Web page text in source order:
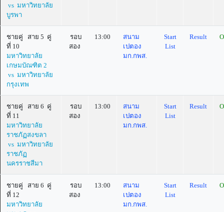
vs มหาวิทยาลัย
บูรพา
ชายคู่ สาย 5 คู่
ที่ 10
มหาวิทยาลัย
เกษมบัณฑิต 2
vs มหาวิทยาลัย
กรุงเทพ
รอบ
สอง
13:00
สนาม
เปตอง
มก.กพส.
Start
List
Result
ชายคู่ สาย 6 คู่
ที่ 11
มหาวิทยาลัย
ราชภัฏสงขลา
vs มหาวิทยาลัย
ราชภัฏ
นครราชสีมา
รอบ
สอง
13:00
สนาม
เปตอง
มก.กพส.
Start
List
Result
ชายคู่ สาย 6 คู่
ที่ 12
มหาวิทยาลัย
รอบ
สอง
13:00
สนาม
เปตอง
มก.กพส.
Start
List
Result